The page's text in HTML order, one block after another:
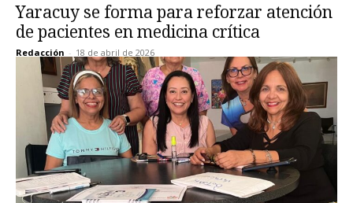
Yaracuy se forma para reforzar atención
de pacientes en medicina crítica
Redacción - 18 de abril de 2026